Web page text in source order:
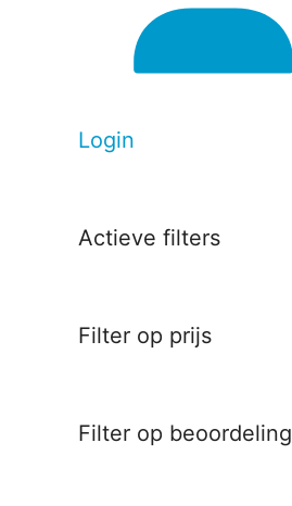
Login
Actieve filters
Filter op prijs
Filter op beoordeling